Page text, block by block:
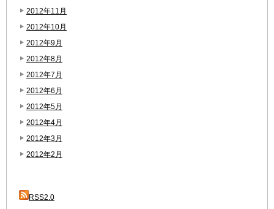
2012年11月
2012年10月
2012年9月
2012年8月
2012年7月
2012年6月
2012年5月
2012年4月
2012年3月
2012年2月
RSS2.0